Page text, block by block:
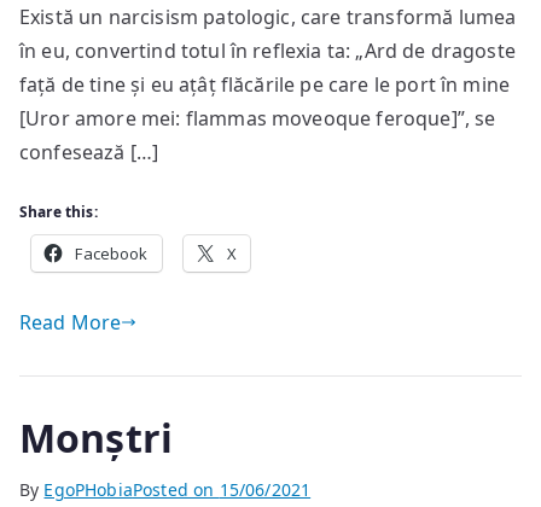
Există un narcisism patologic, care transformă lumea
în eu, convertind totul în reflexia ta: „Ard de dragoste
față de tine și eu ațâț flăcările pe care le port în mine
[Uror amore mei: flammas moveoque feroque]”, se
confesează […]
Share this:
Facebook X
Read More
Monștri
By EgoPHobiaPosted on 15/06/2021